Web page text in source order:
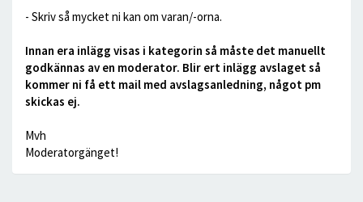
- Skriv så mycket ni kan om varan/-orna.
Innan era inlägg visas i kategorin så måste det manuellt
godkännas av en moderator. Blir ert inlägg avslaget så
kommer ni få ett mail med avslagsanledning, något pm
skickas ej.
Mvh
Moderatorgänget!